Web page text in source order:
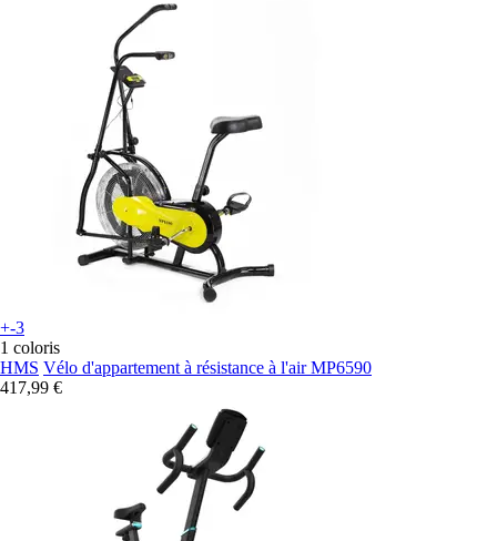
+-3
1 coloris
HMS Vélo d'appartement à résistance à l'air MP6590
417,99 €